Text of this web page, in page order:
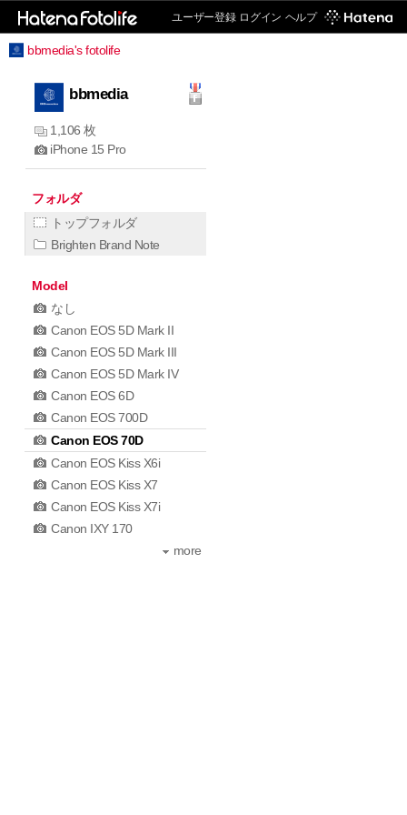
ユーザー登録 ログイン ヘルプ
bbmedia's fotolife
bbmedia
1,106 枚
iPhone 15 Pro
フォルダ
トップフォルダ
Brighten Brand Note
Model
なし
Canon EOS 5D Mark II
Canon EOS 5D Mark III
Canon EOS 5D Mark IV
Canon EOS 6D
Canon EOS 700D
Canon EOS 70D
Canon EOS Kiss X6i
Canon EOS Kiss X7
Canon EOS Kiss X7i
Canon IXY 170
more